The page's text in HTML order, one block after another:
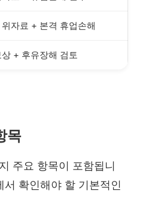
자료 + 본격 휴업손해
+ 후유장해 검토
목
주요 항목이 포함됩니
확인해야 할 기본적인